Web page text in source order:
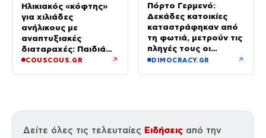
Ηλικιακός «κόφτης»
για χιλιάδες
ανήλικους με
αναπτυξιακές
διαταραχές: Παιδιά
ενός κατώτερου θεού
COUSCOUS.GR ↗
Πόρτο Γερμενό:
Δεκάδες κατοικίες
καταστράφηκαν από
τη φωτιά, μετρούν τις
πληγές τους οι
κάτοικοι
DIMOCRACY.GR ↗
Δείτε όλες τις τελευταίες Ειδήσεις από την